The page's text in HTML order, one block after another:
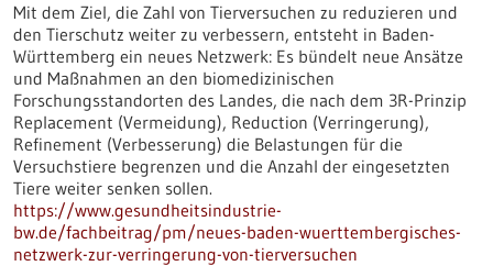
Mit dem Ziel, die Zahl von Tierversuchen zu reduzieren und
den Tierschutz weiter zu verbessern, entsteht in Baden-
Württemberg ein neues Netzwerk: Es bündelt neue Ansätze
und Maßnahmen an den biomedizinischen
Forschungsstandorten des Landes, die nach dem 3R-Prinzip
Replacement (Vermeidung), Reduction (Verringerung),
Refinement (Verbesserung) die Belastungen für die
Versuchstiere begrenzen und die Anzahl der eingesetzten
Tiere weiter senken sollen.
https://www.gesundheitsindustrie-
bw.de/fachbeitrag/pm/neues-baden-wuerttembergisches-
netzwerk-zur-verringerung-von-tierversuchen